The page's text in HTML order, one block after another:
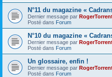
N°11 du magazine «
Dernier message par
Posté dans Forum
N°10 du magazine «
Dernier message par
Posté dans Forum
Un glossaire, enfin !
Dernier message par
Posté dans Forum